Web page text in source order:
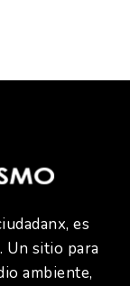
es
Un sitio para
ambiente,